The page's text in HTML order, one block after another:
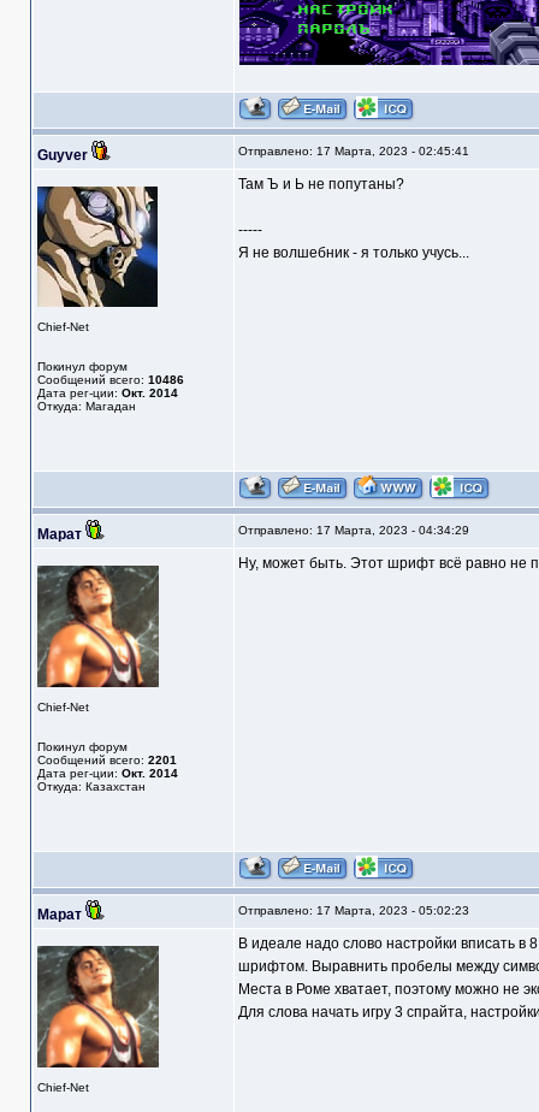
Guyver Отправлено: 17 Марта, 2023 - 02:45:41
Chief-Net
Покинул форум
Сообщений всего: 10486
Дата рег-ции: Окт. 2014
Откуда: Магадан
Там Ъ и Ь не попутаны?
-----
Я не волшебник - я только учусь...
Марат Отправлено: 17 Марта, 2023 - 04:34:29
Chief-Net
Покинул форум
Сообщений всего: 2201
Дата рег-ции: Окт. 2014
Откуда: Казахстан
Ну, может быть. Этот шрифт всё равно не
Марат Отправлено: 17 Марта, 2023 - 05:02:23
Chief-Net
В идеале надо слово настройки вписать
шрифтом. Выравнить пробелы между
Места в Роме хватает, поэтому можно не
Для слова начать игру 3 спрайта,